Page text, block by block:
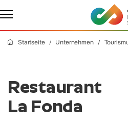
Startseite Unternehmen
Restaurant
La Fonda